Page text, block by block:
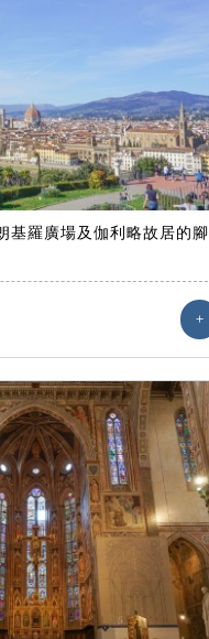
基羅廣場及伽利略故居的腳
+